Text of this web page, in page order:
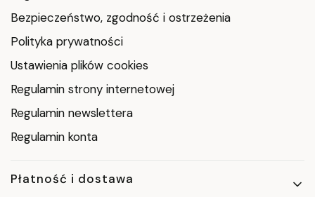
Bezpieczeństwo, zgodność i ostrzeżenia
Polityka prywatności
Ustawienia plików cookies
Regulamin strony internetowej
Regulamin newslettera
Regulamin konta
Płatność i dostawa